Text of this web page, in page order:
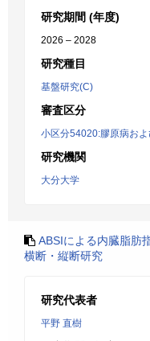
研究期間 (年度)
2026 – 2028
研究種目
基盤研究(C)
審査区分
小区分54020:膠原病お
研究機関
大分大学
ABSIによる内臓脂肪
横断・縦断研究
研究代表者
平野 直樹